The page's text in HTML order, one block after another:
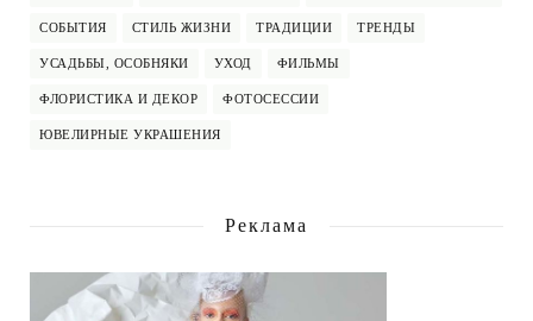
СОБЫТИЯ СТИЛЬ ЖИЗНИ ТРАДИЦИИ ТРЕНДЫ
УСАДЬБЫ, ОСОБНЯКИ УХОД ФИЛЬМЫ
ФЛОРИСТИКА И ДЕКОР ФОТОСЕССИИ
ЮВЕЛИРНЫЕ УКРАШЕНИЯ
Реклама